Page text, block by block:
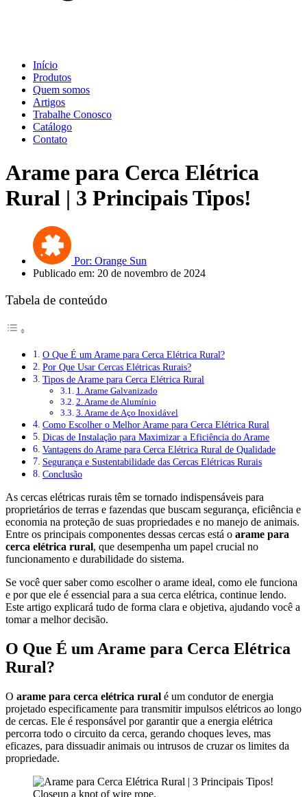
Início
Produtos
Quem somos
Artigos
Trabalhe Conosco
Catálogo
Contato
Arame para Cerca Elétrica
Rural | 3 Principais Tipos!
Por: Orange Sun
Publicado em: 20 de novembro de 2024
Tabela de conteúdo
O Que É um Arame para Cerca Elétrica Rural?
Por Que Usar Cercas Elétricas Rurais?
Tipos de Arame para Cerca Elétrica Rural
1. Arame Galvanizado
2. Arame de Alumínio
3. Arame de Aço Inoxidável
Como Escolher o Melhor Arame para Cerca Elétrica Rural
Dicas de Instalação para Maximizar a Eficiência do Arame
Vantagens do Arame para Cerca Elétrica Rural de Qualidade
Segurança e Sustentabilidade das Cercas Elétricas Rurais
Conclusão
As cercas elétricas rurais têm se tornado indispensáveis para
proprietários de terras e fazendas que buscam segurança, eficiência e
economia na proteção de suas propriedades e no manejo de animais.
Entre os principais componentes dessas cercas está o arame para
cerca elétrica rural, que desempenha um papel crucial no
funcionamento e durabilidade do sistema.
Se você quer saber como escolher o arame ideal, como ele funciona
e por que ele é essencial para a sua cerca elétrica, continue lendo.
Este artigo explicará tudo de forma clara e objetiva, ajudando você a
tomar a melhor decisão.
O Que É um Arame para Cerca Elétrica
Rural?
O arame para cerca elétrica rural é um condutor de energia
projetado especificamente para transmitir impulsos elétricos ao longo
de cercas. Ele é responsável por garantir que a energia elétrica
percorra todo o circuito da cerca, gerando choques leves, mas
eficazes, para dissuadir animais ou intrusos de cruzar os limites da
propriedade.
Closeup a knot of wire rope.